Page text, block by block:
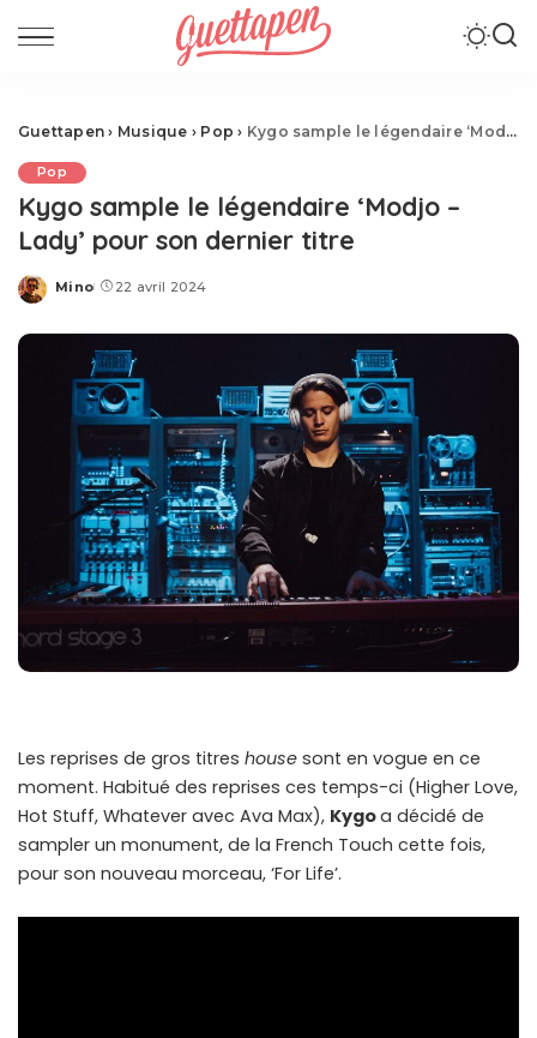
Guettapen › Musique › Pop › Kygo sample le légendaire ‘Modjo – Lady’ pour son dernier titre
Pop
Kygo sample le légendaire ‘Modjo –
Lady’ pour son dernier titre
Posted
Mino 22 avril 2024
Les reprises de gros titres house sont en vogue en ce
moment. Habitué des reprises ces temps-ci (Higher Love,
Hot Stuff, Whatever avec Ava Max), Kygoa décidé de
sampler un monument, de la French Touch cette fois,
pour son nouveau morceau, ‘For Life’.